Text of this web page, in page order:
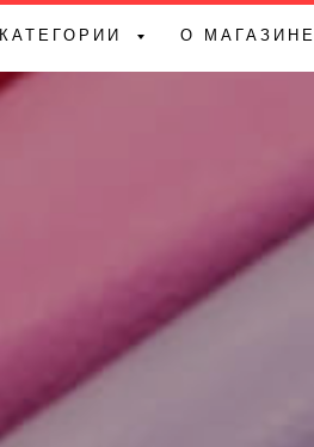
КАТЕГОРИИ О МАГАЗИНЕ